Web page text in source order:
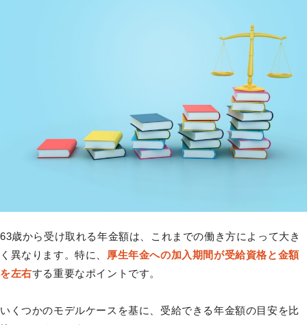
63歳から受け取れる年金額は、これまでの働き方によって大き
く異なります。特に、 厚生年金への加入期間が受給資格と金額
を左右する重要なポイントです。
いくつかのモデルケースを基に、受給できる年金額の目安を比